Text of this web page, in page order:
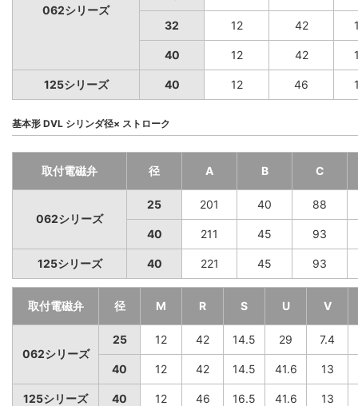
062シリーズ
32 12 42
40 12 42
125シリーズ 40 12 46
基本形 DVL シリンダ径× ストローク
取付電磁弁 径 A B C
062シリーズ
25 201 40 88
40 211 45 93
125シリーズ 40 221 45 93
取付電磁弁 径 M R S U V
062シリーズ
25 12 42 14.5 29 7.4
40 12 42 14.5 41.6 13
125シリーズ 40 12 46 16.5 41.6 13